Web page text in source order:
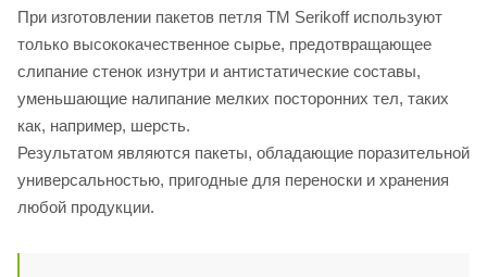
При изготовлении пакетов петля ТМ Serikoff используют
только высококачественное сырье, предотвращающее
слипание стенок изнутри и антистатические составы,
уменьшающие налипание мелких посторонних тел, таких
как, например, шерсть.
Результатом являются пакеты, обладающие поразительной
универсальностью, пригодные для переноски и хранения
любой продукции.